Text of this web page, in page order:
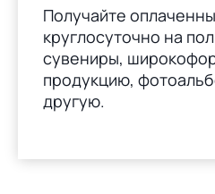
Получайте
круглосуточно на
сувениры,
продукцию,
другую.